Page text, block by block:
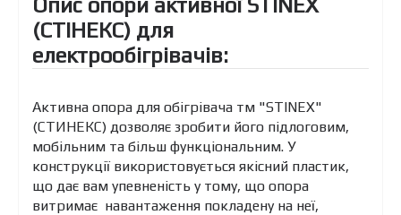
(СТІНЕКС) для
електрообігрівачів:
Активна опора для обігрівача тм "STINEX"
(СТИНЕКС) дозволяє зробити його підлоговим,
мобільним та більш функціональним. У
конструкції використовується якісний пластик,
що дає вам упевненість у тому, що опора
витримає навантаження покладену на неї,